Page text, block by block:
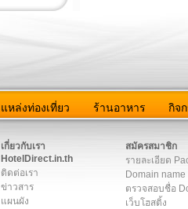
แหล่งท่องเที่ยว ร้านอาหาร กิจ
เกี่ยวกับเรา
HotelDirect.in.th
ติดต่อเรา
ข่าวสาร
แผนผัง
สมัครสมาชิก
รายละเอียด
Domain name
ตรวจสอบชื่อ
เว็บโฮสติ้ง